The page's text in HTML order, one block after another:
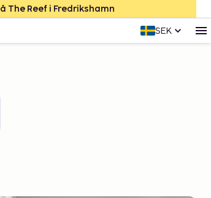
The Reef i Fredrikshamn
SEK